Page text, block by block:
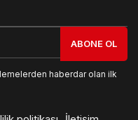
ABONE OL
haberdar olan ilk